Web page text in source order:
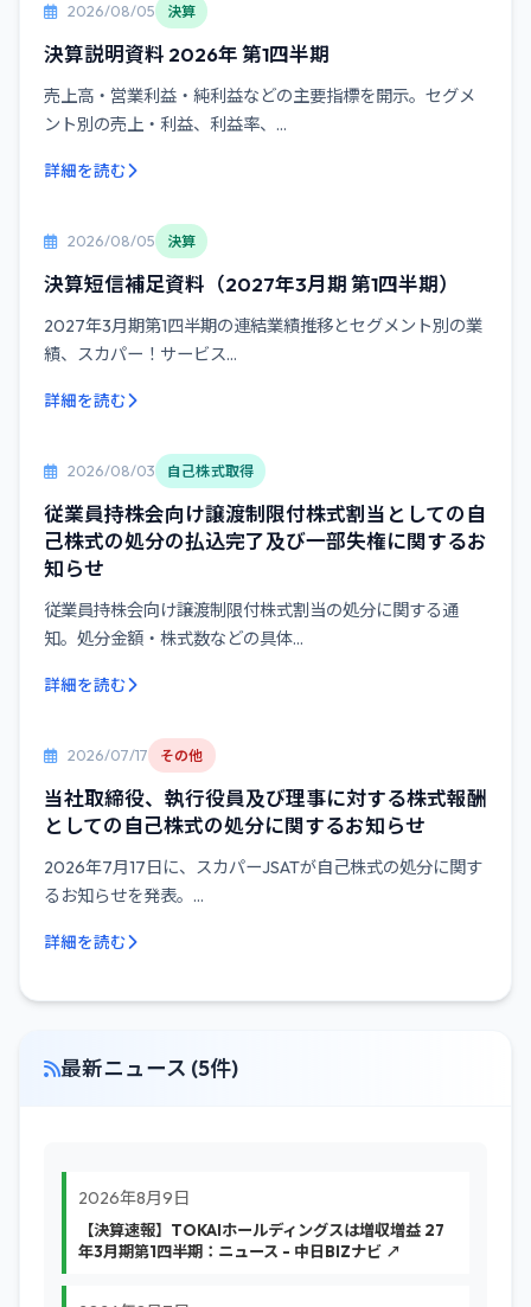
2026/08/05 決算
決算説明資料 2026年 第1四半期
売上高・営業利益・純利益などの主要指標を開示。セグメ
ント別の売上・利益、利益率、...
詳細を読む
2026/08/05 決算
決算短信補足資料（2027年3月期 第1四半期）
2027年3月期第1四半期の連結業績推移とセグメント別の業
績、スカパー！サービス...
詳細を読む
2026/08/03 自己株式取得
従業員持株会向け譲渡制限付株式割当としての自
己株式の処分の払込完了及び一部失権に関するお
知らせ
従業員持株会向け譲渡制限付株式割当の処分に関する通
知。処分金額・株式数などの具体...
詳細を読む
2026/07/17 その他
当社取締役、執行役員及び理事に対する株式報酬
としての自己株式の処分に関するお知らせ
2026年7月17日に、スカパーJSATが自己株式の処分に関す
るお知らせを発表。...
詳細を読む
最新ニュース (5件)
2026年8月9日
【決算速報】TOKAIホールディングスは増収増益 27
年3月期第1四半期：ニュース - 中日BIZナビ ↗